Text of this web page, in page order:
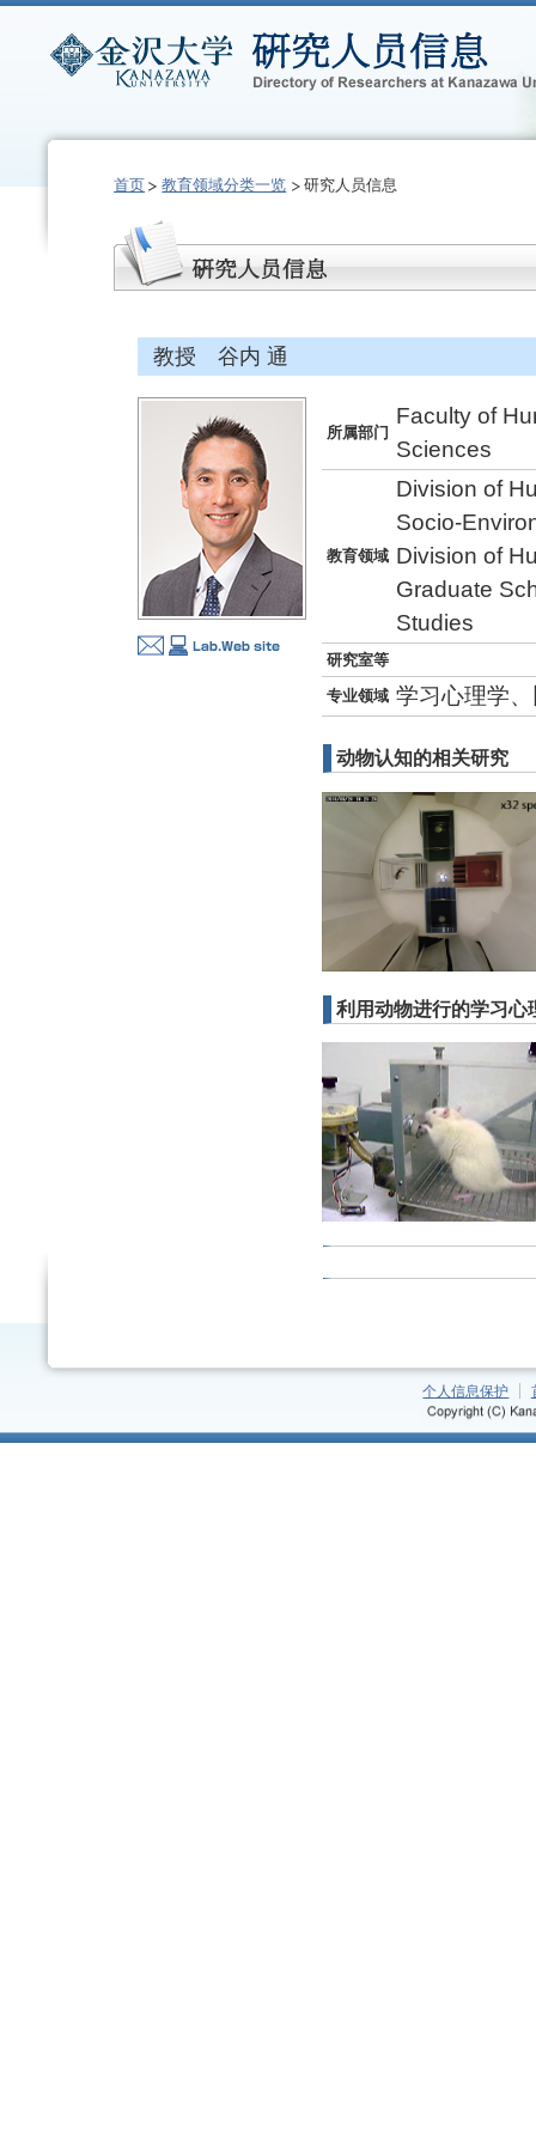
首页 教育领域分类一览 研究人员信息
教授 谷内 通
所属部门
Faculty of
Sciences
教育领域
Division of
Socio-
Division of
Graduate
Studies
研究室等
专业领域 学习心理学
动物认知的相关研究
利用动物进行的学习心
个人信息保护